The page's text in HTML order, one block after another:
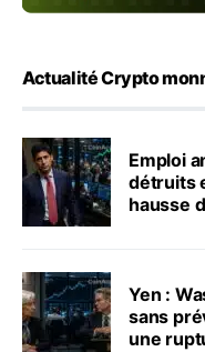
Actualité Crypto
Emploi
détruits
hausse
Yen :
sans
une